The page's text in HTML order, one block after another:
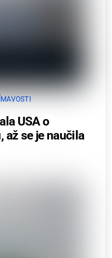
USA o
až se je naučila